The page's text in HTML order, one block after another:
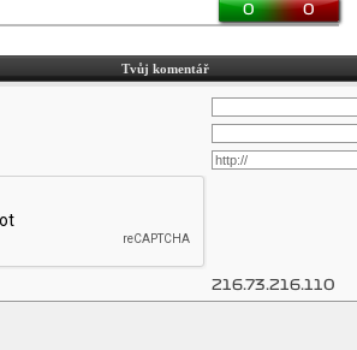
0 0
Tvůj komentář
216.73.216.110